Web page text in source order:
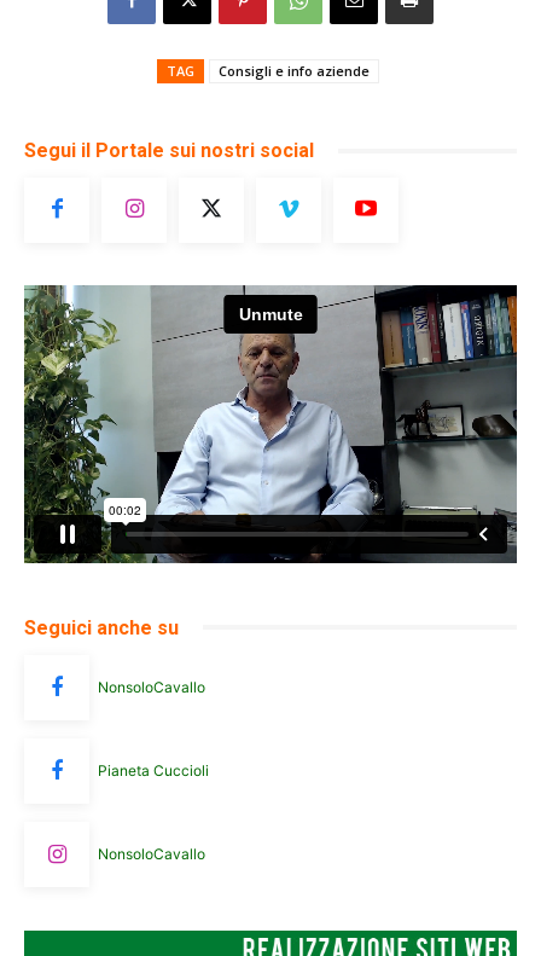
TAG Consigli e info aziende
Segui il Portale sui nostri social
Seguici anche su
NonsoloCavallo
Pianeta Cuccioli
NonsoloCavallo